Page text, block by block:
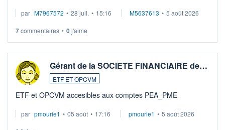
par M7967572 • 28 juil. • 15:16 M5637613 • 5 août 2026
7commentaires • 0j'aime
Gérant de la SOCIETE FINANCIAIRE de…
ETF ET OPCVM
ETF et OPCVM accesibles aux comptes PEA_PME
par pmourie1 • 05 août • 17:16 pmourie1 • 5 août 2026